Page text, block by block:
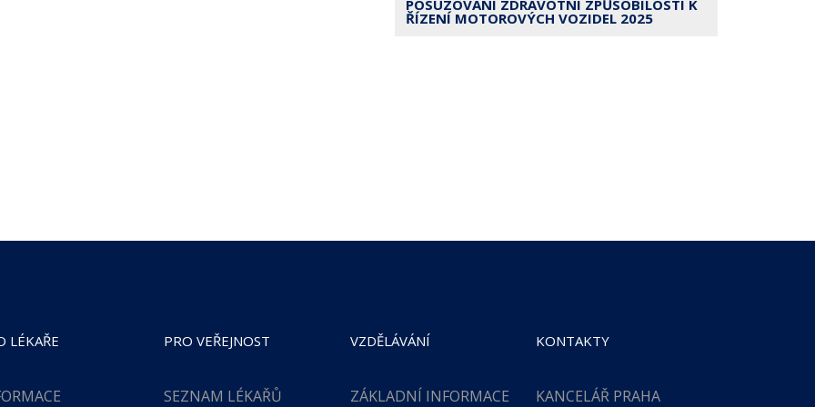
POSUZOVÁNÍ ZDRAVOTNÍ ZPŮSOBILOSTI K
ŘÍZENÍ MOTOROVÝCH VOZIDEL 2025
LÉKAŘE PRO VEŘEJNOST
SEZNAM LÉKAŘŮ
VZDĚLÁVÁNÍ
ZÁKLADNÍ INFORMACE
KONTAKTY
KANCELÁŘ PRAHA